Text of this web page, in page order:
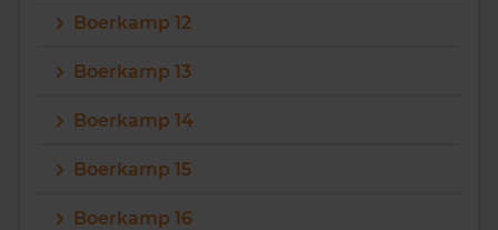
088 220 4200
Maandag t/m vrijdag - 08:00 -18:00
Boerkamp 12
Boerkamp 13
Boerkamp 14
Boerkamp 15
Boerkamp 16